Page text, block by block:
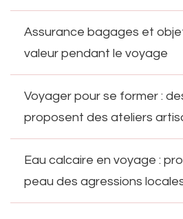
Assurance bagages et
valeur pendant le voyage
Voyager pour se former :
proposent des ateliers
Eau calcaire en voyage :
peau des agressions